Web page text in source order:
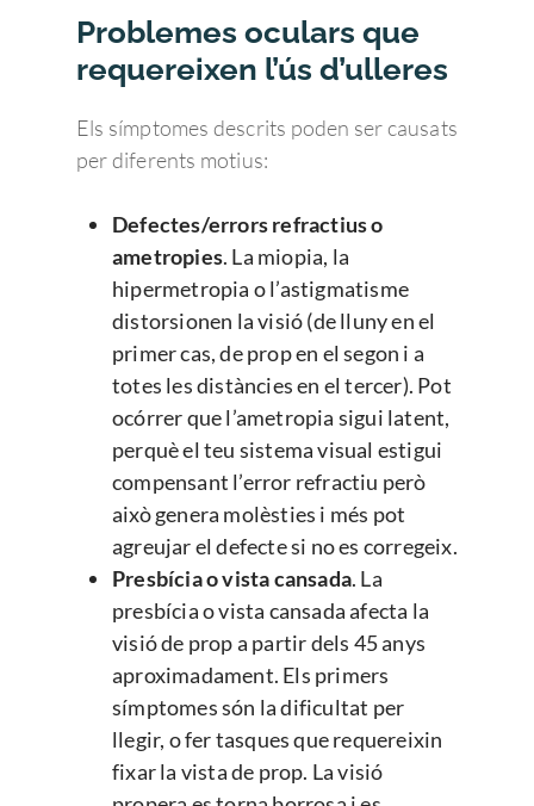
Problemes oculars que
requereixen l’ús d’ulleres
Els símptomes descrits poden ser causats
per diferents motius:
Defectes/errors refractius o
ametropies. La miopia, la
hipermetropia o l’astigmatisme
distorsionen la visió (de lluny en el
primer cas, de prop en el segon i a
totes les distàncies en el tercer). Pot
ocórrer que l’ametropia sigui latent,
perquè el teu sistema visual estigui
compensant l’error refractiu però
això genera molèsties i més pot
agreujar el defecte si no es corregeix.
Presbícia o vista cansada. La
presbícia o vista cansada afecta la
visió de prop a partir dels 45 anys
aproximadament. Els primers
símptomes són la dificultat per
llegir, o fer tasques que requereixin
fixar la vista de prop. La visió